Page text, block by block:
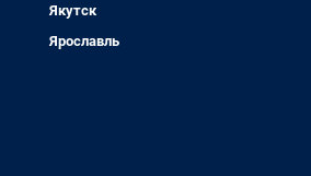
Якутск
Ярославль